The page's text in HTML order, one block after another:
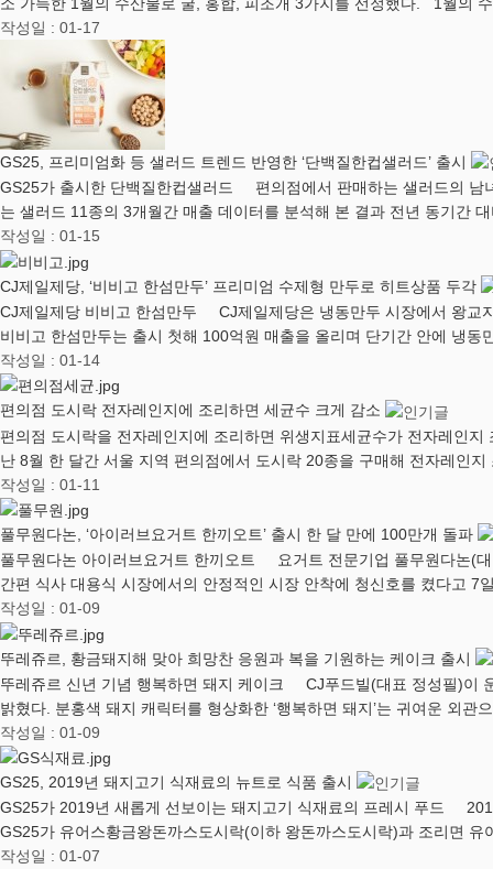
작성일 : 01-17
GS25, 프리미엄화 등 샐러드 트렌드 반영한 ‘단백질한컵샐러드’ 출시
GS25가 출시한 단백질한컵샐러드 편의점에서 판매하는 샐러드의 남
는 샐러드 11종의 3개월간 매출 데이터를 분석해 본 결과 전년 동기간
작성일 : 01-15
CJ제일제당, ‘비비고 한섬만두’ 프리미엄 수제형 만두로 히트상품 두각
CJ제일제당 비비고 한섬만두 CJ제일제당은 냉동만두 시장에서 왕교
비비고 한섬만두는 출시 첫해 100억원 매출을 올리며 단기간 안에 냉동
작성일 : 01-14
편의점 도시락 전자레인지에 조리하면 세균수 크게 감소
편의점 도시락을 전자레인지에 조리하면 위생지표세균수가 전자레인
난 8월 한 달간 서울 지역 편의점에서 도시락 20종을 구매해 전자레인
작성일 : 01-11
풀무원다논, ‘아이러브요거트 한끼오트’ 출시 한 달 만에 100만개 돌파
풀무원다논 아이러브요거트 한끼오트 요거트 전문기업 풀무원다논(
간편 식사 대용식 시장에서의 안정적인 시장 안착에 청신호를 켰다고 7
작성일 : 01-09
뚜레쥬르, 황금돼지해 맞아 희망찬 응원과 복을 기원하는 케이크 출시
뚜레쥬르 신년 기념 행복하면 돼지 케이크 CJ푸드빌(대표 정성필)이
밝혔다. 분홍색 돼지 캐릭터를 형상화한 ‘행복하면 돼지’는 귀여운 외관
작성일 : 01-09
GS25, 2019년 돼지고기 식재료의 뉴트로 식품 출시
GS25가 2019년 새롭게 선보이는 돼지고기 식재료의 프레시 푸드
GS25가 유어스황금왕돈까스도시락(이하 왕돈까스도시락)과 조리면
작성일 : 01-07